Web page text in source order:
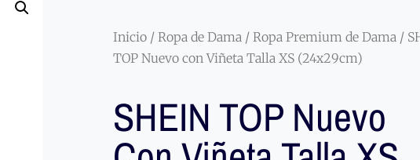
Inicio / Ropa de Dama / Ropa Premium de Dama /
TOP Nuevo con Viñeta Talla XS (24x29cm)
SHEIN TOP Nuevo